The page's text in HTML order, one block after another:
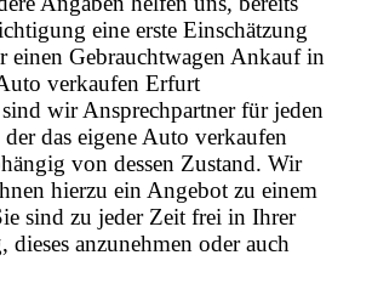
eine erste Einschätzung
einen Gebrauchtwagen Ankauf in
verkaufen Erfurt
wir Ansprechpartner für jeden
der das eigene Auto verkaufen
von dessen Zustand. Wir
hierzu ein Angebot zu einem
sind zu jeder Zeit frei in Ihrer
dieses anzunehmen oder auch